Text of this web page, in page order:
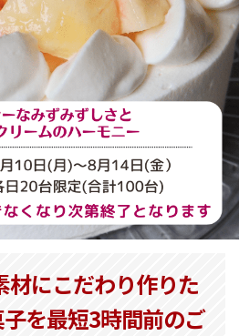
材にこだわり作りた
を最短3時間前のご